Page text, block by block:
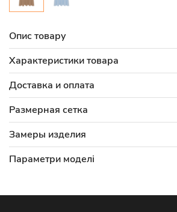
Опис товару
Характеристики товара
Доставка и оплата
Размерная сетка
Замеры изделия
Параметри моделі